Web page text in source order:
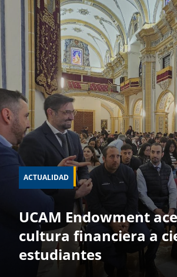
ACTUALIDAD
UCAM Endowment
cultura financiera a
estudiantes